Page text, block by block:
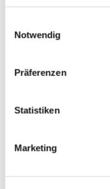
Notwendig
Präferenzen
Statistiken
Marketing
Bremsen